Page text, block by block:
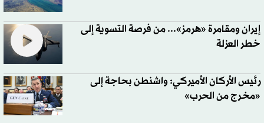
إيران ومقامرة «هرمز»... من فرصة التسوية إلى
خطر العزلة
رئيس الأركان الأميركي: واشنطن بحاجة إلى
«مخرج من الحرب»